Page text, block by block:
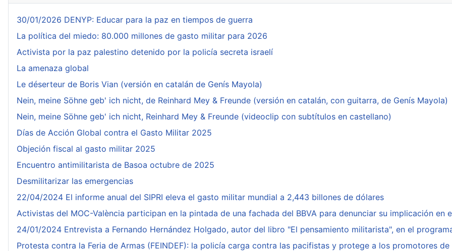
30/01/2026 DENYP: Educar para la paz en tiempos de guerra
La política del miedo: 80.000 millones de gasto militar para 2026
Activista por la paz palestino detenido por la policía secreta israelí
La amenaza global
Le déserteur de Boris Vian (versión en catalán de Genís Mayola)
Nein, meine Söhne geb' ich nicht, de Reinhard Mey & Freunde (versión en catalán, con guitarra, de Genís Mayola)
Nein, meine Söhne geb' ich nicht, Reinhard Mey & Freunde (videoclip con subtítulos en castellano)
Días de Acción Global contra el Gasto Militar 2025
Objeción fiscal al gasto militar 2025
Encuentro antimilitarista de Basoa octubre de 2025
Desmilitarizar las emergencias
22/04/2024 El informe anual del SIPRI eleva el gasto militar mundial a 2,443 billones de dólares
Activistas del MOC-València participan en la pintada de una fachada del BBVA para denunciar su implicación
24/01/2024 Entrevista a Fernando Hernández Holgado, autor del libro "El pensamiento militarista", en el
Protesta contra la Feria de Armas (FEINDEF): la policía carga contra las pacifistas y protege a los promotores de